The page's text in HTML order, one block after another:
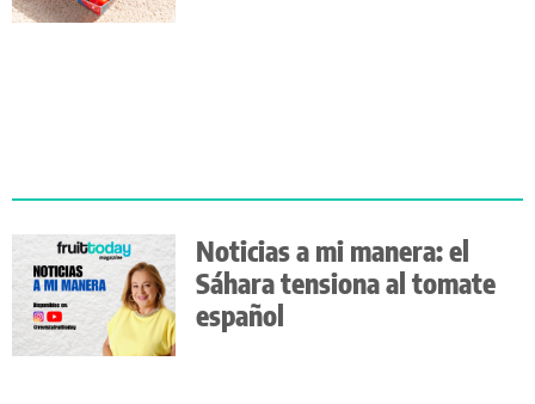
Noticias a mi manera: el
Sáhara tensiona al tomate
español